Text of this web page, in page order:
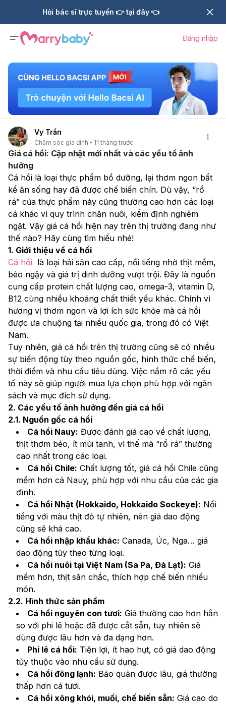
Hỏi bác sĩ trực tuyến 👉 tại đây 👈
Đăng nhập
Vy Trần
Chăm sóc gia đình 11 tháng trước
Giá cá hồi: Cập nhật mới nhất và các yếu tố ảnh
hưởng
Cá hồi là loại thực phẩm bổ dưỡng, lại thơm ngon bất
kể ăn sống hay đã được chế biến chín. Dù vậy, “rổ
rá” của thực phẩm này cũng thường cao hơn các loại
cá khác vì quy trình chăn nuôi, kiểm định nghiêm
ngặt. Vậy giá cá hồi hiện nay trên thị trường đang như
thế nào? Hãy cùng tìm hiểu nhé!
1. Giới thiệu về cá hồi
Cá hồi
  là loại hải sản cao cấp, nổi tiếng nhờ thịt mềm,
béo ngậy và giá trị dinh dưỡng vượt trội. Đây là nguồn
cung cấp protein chất lượng cao, omega-3, vitamin D,
B12 cùng nhiều khoáng chất thiết yếu khác. Chính vì
hương vị thơm ngon và lợi ích sức khỏe mà cá hồi
được ưa chuộng tại nhiều quốc gia, trong đó có Việt
Nam.
Tuy nhiên, giá cá hồi trên thị trường cũng sẽ có nhiều
sự biến động tùy theo nguồn gốc, hình thức chế biến,
thời điểm và nhu cầu tiêu dùng. Việc nắm rõ các yếu
tố này sẽ giúp người mua lựa chọn phù hợp với ngân
sách và mục đích sử dụng.
2. Các yếu tố ảnh hưởng đến giá cá hồi
2.1. Nguồn gốc cá hồi
Cá hồi Nauy: Được đánh giá cao về chất lượng,
thịt thơm béo, ít mùi tanh, vì thế mà “rổ rá” thường
cao nhất trong các loại.
Cá hồi Chile: Chất lượng tốt, giá cá hồi Chile cũng
mềm hơn cá Nauy, phù hợp với nhu cầu của các gia
đình.
Cá hồi Nhật (Hokkaido, Hokkaido Sockeye): Nổi
tiếng với màu thịt đỏ tự nhiên, nên giá dao động
cũng sẽ khá cao.
Cá hồi nhập khẩu khác: Canada, Úc, Nga… giá
dao động tùy theo từng loại.
Cá hồi nuôi tại Việt Nam (Sa Pa, Đà Lạt): Giá
mềm hơn, thịt săn chắc, thích hợp chế biến nhiều
món.
2.2. Hình thức sản phẩm
Cá hồi nguyên con tươi: Giá thường cao hơn hẳn
so với phi lê hoặc đã được cắt sẵn, tuy nhiên sẽ
dùng được lâu hơn và đa dạng hơn.
Phi lê cá hồi: Tiện lợi, ít hao hụt, có giá dao động
tùy thuộc vào nhu cầu sử dụng.
Cá hồi đông lạnh: Bảo quản được lâu, giá thường
thấp hơn cá tươi.
Cá hồi xông khói, muối, chế biến sẵn: Giá cao do